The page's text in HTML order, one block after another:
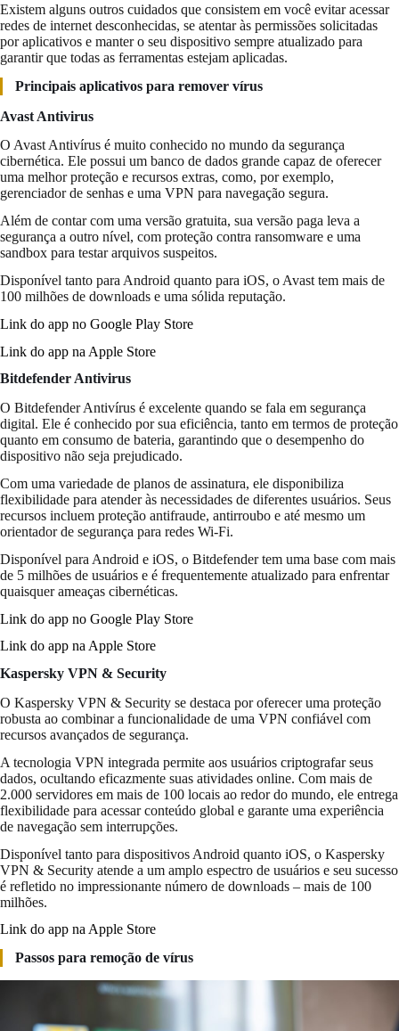
Existem alguns outros cuidados que consistem em você evitar acessar
redes de internet desconhecidas, se atentar às permissões solicitadas
por aplicativos e manter o seu dispositivo sempre atualizado para
garantir que todas as ferramentas estejam aplicadas.
Principais aplicativos para remover vírus
Avast Antivirus
O Avast Antivírus é muito conhecido no mundo da segurança
cibernética. Ele possui um banco de dados grande capaz de oferecer
uma melhor proteção e recursos extras, como, por exemplo,
gerenciador de senhas e uma VPN para navegação segura.
Além de contar com uma versão gratuita, sua versão paga leva a
segurança a outro nível, com proteção contra ransomware e uma
sandbox para testar arquivos suspeitos.
Disponível tanto para Android quanto para iOS, o Avast tem mais de
100 milhões de downloads e uma sólida reputação.
Link do app no Google Play Store
Link do app na Apple Store
Bitdefender Antivirus
O Bitdefender Antivírus é excelente quando se fala em segurança
digital. Ele é conhecido por sua eficiência, tanto em termos de proteção
quanto em consumo de bateria, garantindo que o desempenho do
dispositivo não seja prejudicado.
Com uma variedade de planos de assinatura, ele disponibiliza
flexibilidade para atender às necessidades de diferentes usuários. Seus
recursos incluem proteção antifraude, antirroubo e até mesmo um
orientador de segurança para redes Wi-Fi.
Disponível para Android e iOS, o Bitdefender tem uma base com mais
de 5 milhões de usuários e é frequentemente atualizado para enfrentar
quaisquer ameaças cibernéticas.
Link do app no Google Play Store
Link do app na Apple Store
Kaspersky VPN & Security
O Kaspersky VPN & Security se destaca por oferecer uma proteção
robusta ao combinar a funcionalidade de uma VPN confiável com
recursos avançados de segurança.
A tecnologia VPN integrada permite aos usuários criptografar seus
dados, ocultando eficazmente suas atividades online. Com mais de
2.000 servidores em mais de 100 locais ao redor do mundo, ele entrega
flexibilidade para acessar conteúdo global e garante uma experiência
de navegação sem interrupções.
Disponível tanto para dispositivos Android quanto iOS, o Kaspersky
VPN & Security atende a um amplo espectro de usuários e seu sucesso
é refletido no impressionante número de downloads – mais de 100
milhões.
Link do app na Apple Store
Passos para remoção de vírus